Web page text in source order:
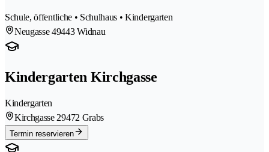
Schule, öffentliche • Schulhaus • Kindergarten
Neugasse 49443 Widnau
Kindergarten Kirchgasse
Kindergarten
Kirchgasse 29472 Grabs
Termin reservieren